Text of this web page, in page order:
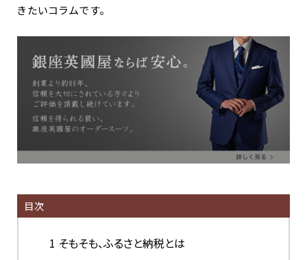
きたいコラムです。
目次
1 そもそも、ふるさと納税とは